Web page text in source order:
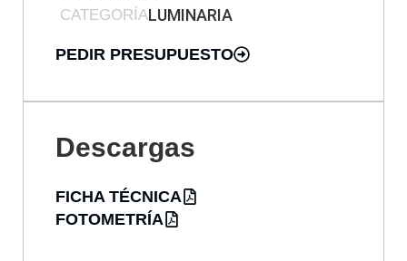
CATEGORÍALUMINARIA
PEDIR PRESUPUESTO
Descargas
FICHA TÉCNICA
FOTOMETRÍA